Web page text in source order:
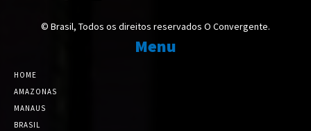
© Brasil, Todos os direitos reservados O Convergente.
Menu
HOME
AMAZONAS
MANAUS
BRASIL